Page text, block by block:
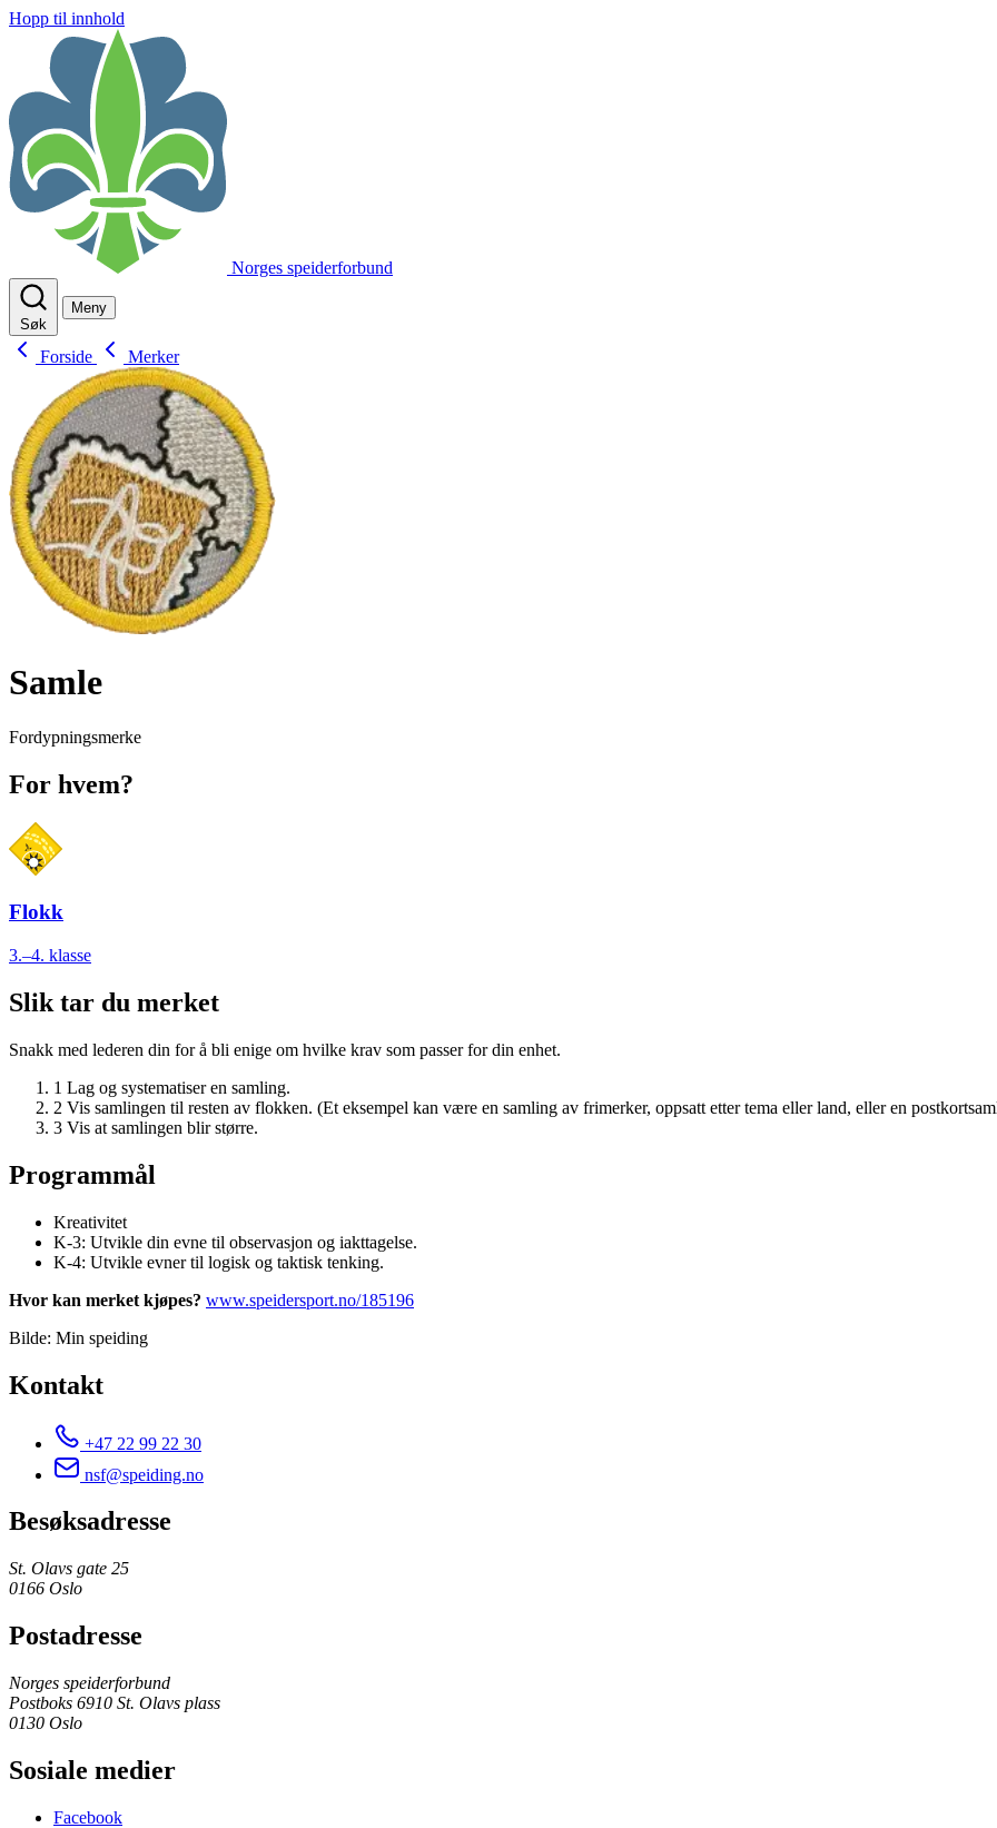
Hopp til innhold
Norges speiderforbund
Søk
Meny
Forside Merker
Samle
Fordypningsmerke
For hvem?
Flokk
3.–4. klasse
Slik tar du merket
Snakk med lederen din for å bli enige om hvilke krav som passer for din enhet.
1 Lag og systematiser en samling.
2 Vis samlingen til resten av flokken. (Et eksempel kan være en samling av frimerker, oppsatt etter tema eller land, eller en
3 Vis at samlingen blir større.
Programmål
Kreativitet
K-3: Utvikle din evne til observasjon og iakttagelse.
K-4: Utvikle evner til logisk og taktisk tenking.
Hvor kan merket kjøpes? www.speidersport.no/185196
Bilde: Min speiding
Kontakt
+47 22 99 22 30
nsf@speiding.no
Besøksadresse
St. Olavs gate 25
0166 Oslo
Postadresse
Norges speiderforbund
Postboks 6910 St. Olavs plass
0130 Oslo
Sosiale medier
Facebook